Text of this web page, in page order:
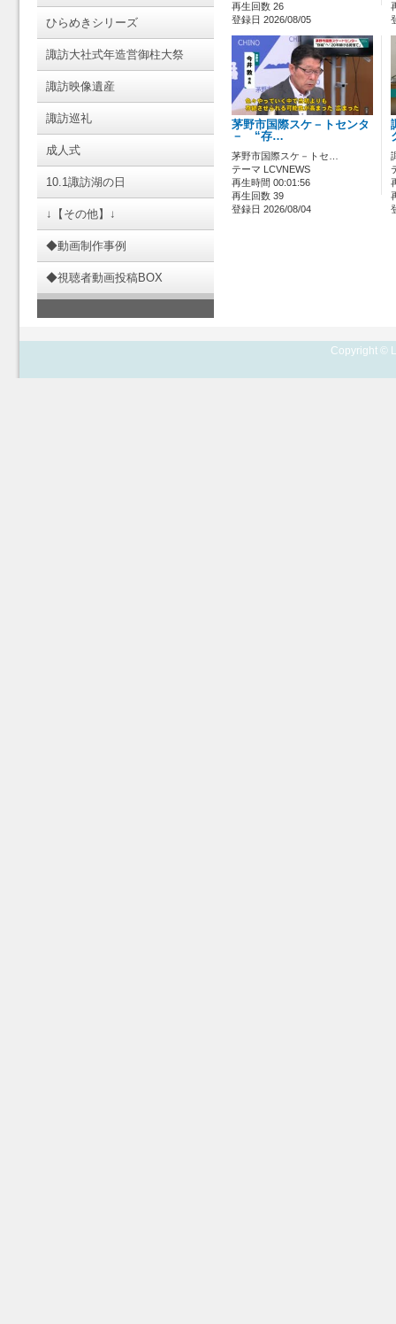
ひらめきシリーズ
諏訪大社式年造営御柱大祭
諏訪映像遺産
諏訪巡礼
成人式
10.1諏訪湖の日
↓【その他】↓
◆動画制作事例
◆視聴者動画投稿BOX
再生回数 26
登録日 2026/08/05
茅野市国際スケ－トセンタ
－ “存…
茅野市国際スケ－トセ…
テーマ LCVNEWS
再生時間 00:01:56
再生回数 39
登録日 2026/08/04
Copyright ©